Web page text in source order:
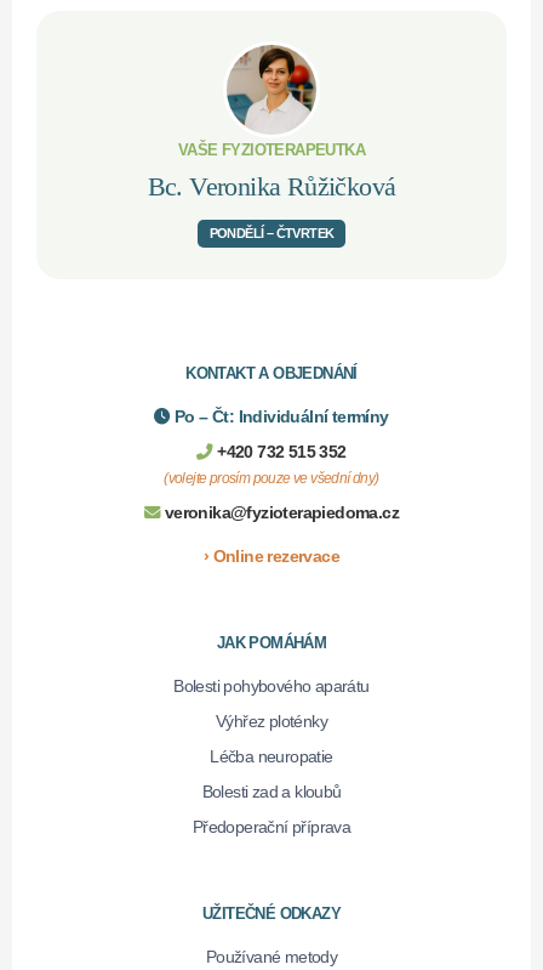
VAŠE FYZIOTERAPEUTKA
Bc. Veronika Růžičková
PONDĚLÍ – ČTVRTEK
KONTAKT A OBJEDNÁNÍ
Po – Čt: Individuální termíny
+420 732 515 352
(volejte prosím pouze ve všední dny)
veronika@fyzioterapiedoma.cz
› Online rezervace
JAK POMÁHÁM
Bolesti pohybového aparátu
Výhřez ploténky
Léčba neuropatie
Bolesti zad a kloubů
Předoperační příprava
UŽITEČNÉ ODKAZY
Používané metody